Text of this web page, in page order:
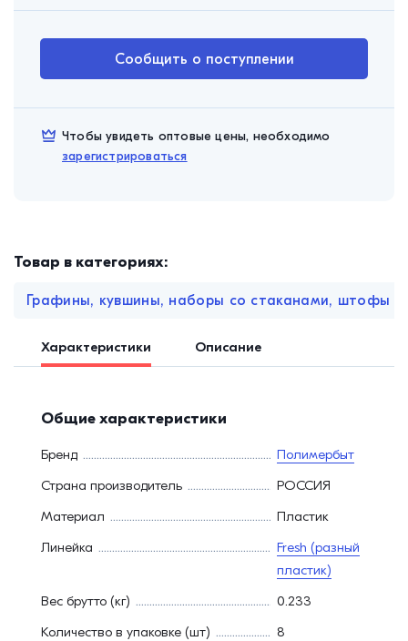
Сообщить о поступлении
Чтобы увидеть оптовые цены, необходимо
зарегистрироваться
Товар в категориях:
Графины, кувшины, наборы со стаканами, штофы
Характеристики Описание
Общие характеристики
Бренд
Полимербыт
Страна производитель
РОССИЯ
Материал
Пластик
Линейка
Fresh (разный
пластик)
Вес брутто (кг)
0.233
Количество в упаковке (шт)
8